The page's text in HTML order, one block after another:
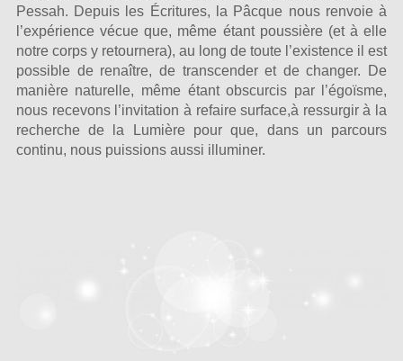
Pessah. Depuis les Écritures, la Pâcque nous renvoie à
l’expérience vécue que, même étant poussière (et à elle
notre corps y retournera), au long de toute l’existence il est
possible de renaître, de transcender et de changer. De
manière naturelle, même étant obscurcis par l’égoïsme,
nous recevons l’invitation à refaire surface,à ressurgir à la
recherche de la Lumière pour que, dans un parcours
continu, nous puissions aussi illuminer.